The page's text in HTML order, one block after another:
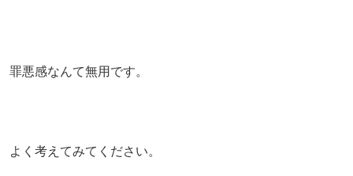
罪悪感なんて無用です。
よく考えてみてください。